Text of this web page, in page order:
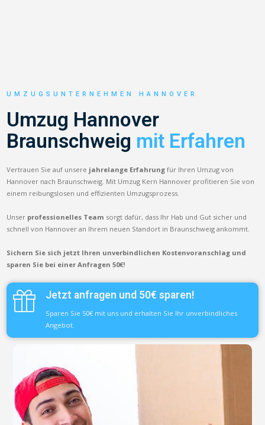
UMZUGSUNTERNEHMEN HANNOVER
Umzug Hannover
Braunschweig mit Erfahren
Vertrauen Sie auf unsere jahrelange Erfahrung für Ihren Umzug von
Hannover nach Braunschweig. Mit Umzug Kern Hannover profitieren Sie von
einem reibungslosen und effizienten Umzugsprozess.
Unser professionelles Team sorgt dafür, dass Ihr Hab und Gut sicher und
schnell von Hannover an Ihrem neuen Standort in Braunschweig ankommt.
Sichern Sie sich jetzt Ihren unverbindlichen Kostenvoranschlag und
sparen Sie bei einer Anfragen 50€!
Jetzt anfragen und 50€ sparen!
Sparen Sie 50€ mit uns und erhalten Sie Ihr unverbindliches
Angebot.